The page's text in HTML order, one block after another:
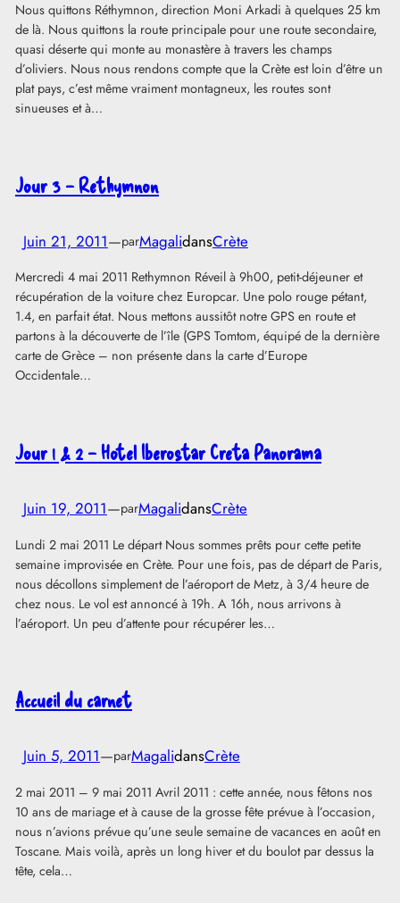
Nous quittons Réthymnon, direction Moni Arkadi à quelques 25 km
de là. Nous quittons la route principale pour une route secondaire,
quasi déserte qui monte au monastère à travers les champs
d’oliviers. Nous nous rendons compte que la Crète est loin d’être un
plat pays, c’est même vraiment montagneux, les routes sont
sinueuses et à…
Jour 3 – Rethymnon
Juin 21, 2011—parMagalidansCrète
Mercredi 4 mai 2011 Rethymnon Réveil à 9h00, petit-déjeuner et
récupération de la voiture chez Europcar. Une polo rouge pétant,
1.4, en parfait état. Nous mettons aussitôt notre GPS en route et
partons à la découverte de l’île (GPS Tomtom, équipé de la dernière
carte de Grèce – non présente dans la carte d’Europe
Occidentale…
Jour 1 & 2 – Hotel Iberostar Creta Panorama
Juin 19, 2011—parMagalidansCrète
Lundi 2 mai 2011 Le départ Nous sommes prêts pour cette petite
semaine improvisée en Crète. Pour une fois, pas de départ de Paris,
nous décollons simplement de l’aéroport de Metz, à 3/4 heure de
chez nous. Le vol est annoncé à 19h. A 16h, nous arrivons à
l’aéroport. Un peu d’attente pour récupérer les…
Accueil du carnet
Juin 5, 2011—parMagalidansCrète
2 mai 2011 – 9 mai 2011 Avril 2011 : cette année, nous fêtons nos
10 ans de mariage et à cause de la grosse fête prévue à l’occasion,
nous n’avions prévue qu’une seule semaine de vacances en août en
Toscane. Mais voilà, après un long hiver et du boulot par dessus la
tête, cela…